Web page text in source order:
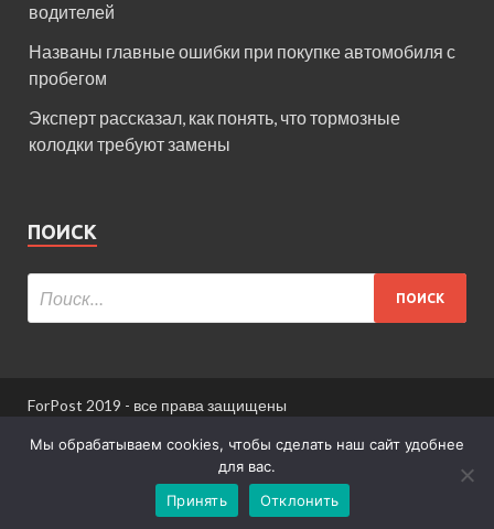
водителей
Названы главные ошибки при покупке автомобиля с
пробегом
Эксперт рассказал, как понять, что тормозные
колодки требуют замены
ПОИСК
ForPost 2019 - все права защищены
При использовании материалов сайта ссылка
Информация для пользователей сайта
Мы обрабатываем cookies, чтобы сделать наш сайт удобнее
для вас.
Принять
Отклонить